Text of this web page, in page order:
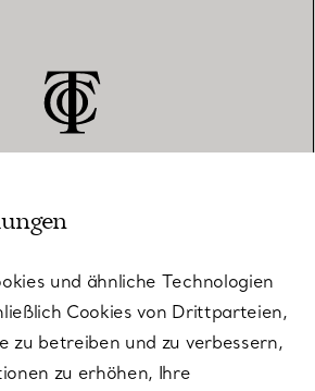
und ähnliche Technologien
Cookies von Drittparteien,
zu betreiben und zu verbessern,
zu erhöhen, Ihre